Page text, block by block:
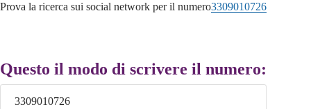
Prova la ricerca sui social network per il numero3309010726
Questo il modo di scrivere il numero:
3309010726